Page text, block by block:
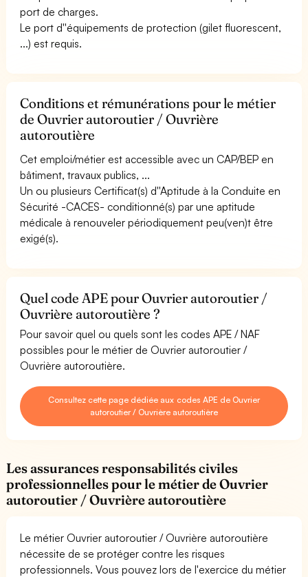
port de charges.
Le port d''équipements de protection (gilet fluorescent,
...) est requis.
Conditions et rémunérations pour le métier
de Ouvrier autoroutier / Ouvrière
autoroutière
Cet emploi/métier est accessible avec un CAP/BEP en
bâtiment, travaux publics, ...
Un ou plusieurs Certificat(s) d''Aptitude à la Conduite en
Sécurité -CACES- conditionné(s) par une aptitude
médicale à renouveler périodiquement peu(ven)t être
exigé(s).
Quel code APE pour Ouvrier autoroutier /
Ouvrière autoroutière ?
Pour savoir quel ou quels sont les codes APE / NAF
possibles pour le métier de Ouvrier autoroutier /
Ouvrière autoroutière.
Consultez cette page dédiée aux codes APE de Ouvrier
autoroutier / Ouvrière autoroutière
Les assurances responsabilités civiles
professionnelles pour le métier de Ouvrier
autoroutier / Ouvrière autoroutière
Le métier Ouvrier autoroutier / Ouvrière autoroutière
nécessite de se protéger contre les risques
professionnels. Vous pouvez lors de l'exercice du métier